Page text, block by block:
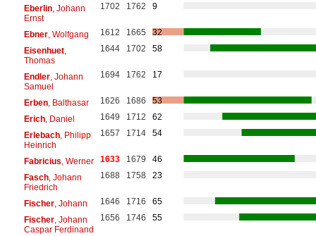
Eberlin, Johann
Ernst
1702 1762 9
Ebner, Wolfgang 1612 1665
32
Eisenhuet,
Thomas
1644 1702 58
Endler, Johann
Samuel
1694 1762 17
Erben, Balthasar 1626 1686
53
Erich, Daniel 1649 1712
62
Erlebach, Philipp
Heinrich
1657 1714 54
Fabricius , Werner 1633 1679
46
Fasch, Johann
Friedrich
1688 1758 23
Fischer, Johann 1646 1716
65
Fischer, Johann
Caspar Ferdinand
1656 1746 55